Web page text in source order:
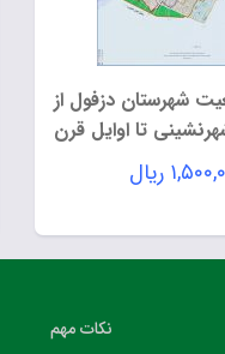
شهرستان دزفول از
تا اوایل قرن
هجری شمسی
ریال
نکات مهم